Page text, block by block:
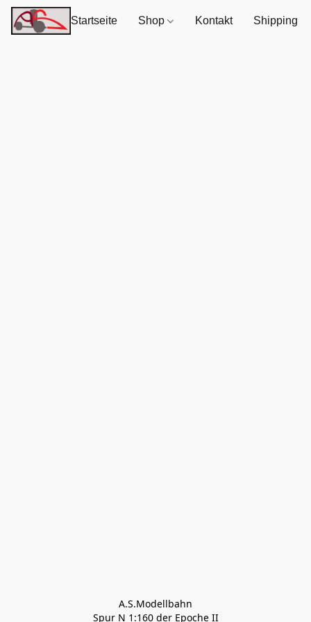
Startseite Shop Kontakt Shipping
A.S.Modellbahn
Spur N 1:160 der Epoche II